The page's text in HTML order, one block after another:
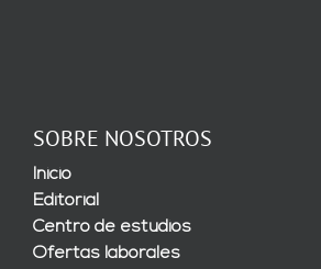
SOBRE NOSOTROS
Inicio
Editorial
Centro de estudios
Ofertas laborales